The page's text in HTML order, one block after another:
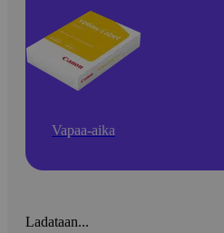
Vapaa-aika
Ladataan...